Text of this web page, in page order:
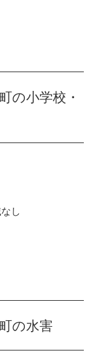
の小学校・
し
の水害